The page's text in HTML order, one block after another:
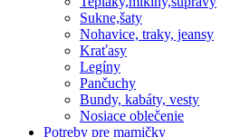
Sukne,šaty
Nohavice, traky, jeansy
Kraťasy
Legíny
Pančuchy
Bundy, kabáty, vesty
Nosiace oblečenie
Potreby pre mamičky